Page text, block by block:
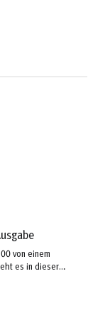
offene,
Weise über alle
unser
von einem
es in dieser
um unser
– neben
Dass